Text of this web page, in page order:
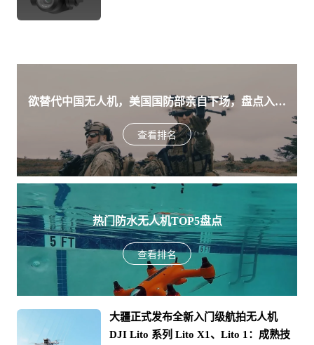
欲替代中国无人机，美国国防部亲自下场，盘点入围
美军SRR项目的五款无人机
查看排名
热门防水无人机TOP5盘点
查看排名
大疆正式发布全新入门级航拍无人机
DJI Lito 系列 Lito X1、Lito 1：成熟技